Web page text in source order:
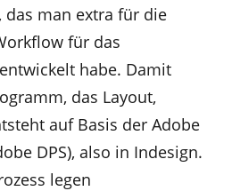
das man extra für die
für das
habe. Damit
das Layout,
auf Basis der Adobe
DPS), also in Indesign.
legen